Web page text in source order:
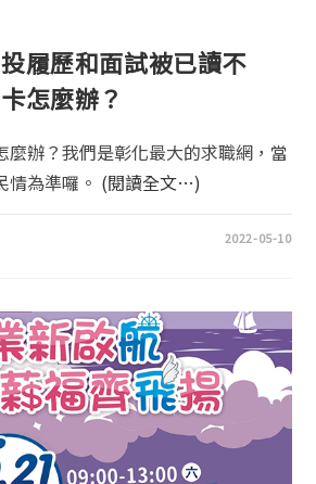
投履歷和面試被已讀不
怎麼辦？
麼辦？我們是彰化最大的求職網，當
情為準囉。 (閱讀全文…)
2022-05-10